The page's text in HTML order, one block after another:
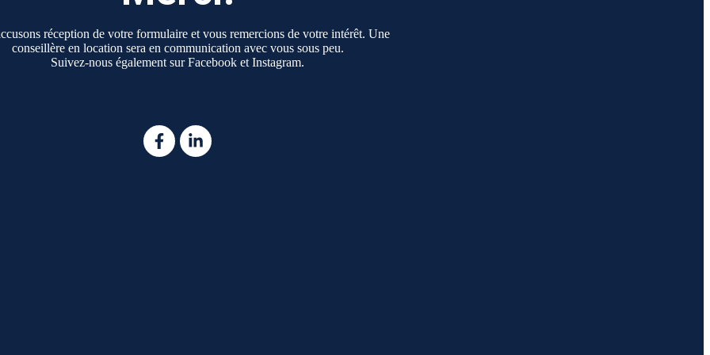
réception de votre formulaire et vous remercions de votre intérêt. Une
conseillère en location sera en communication avec vous sous peu.
Suivez-nous également sur Facebook et Instagram.